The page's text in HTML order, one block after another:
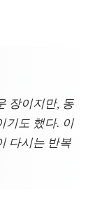
장이지만, 동
기도 했다. 이
다시는 반복